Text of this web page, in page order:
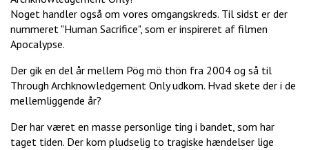
Noget handler også om vores omgangskreds. Til sidst er der
nummeret "Human Sacrifice", som er inspireret af filmen
Apocalypse.
Der gik en del år mellem Pög mö thön fra 2004 og så til
Through Archknowledgement Only udkom. Hvad skete der i de
mellemliggende år?
Der har været en masse personlige ting i bandet, som har
taget tiden. Der kom pludselig to tragiske hændelser lige